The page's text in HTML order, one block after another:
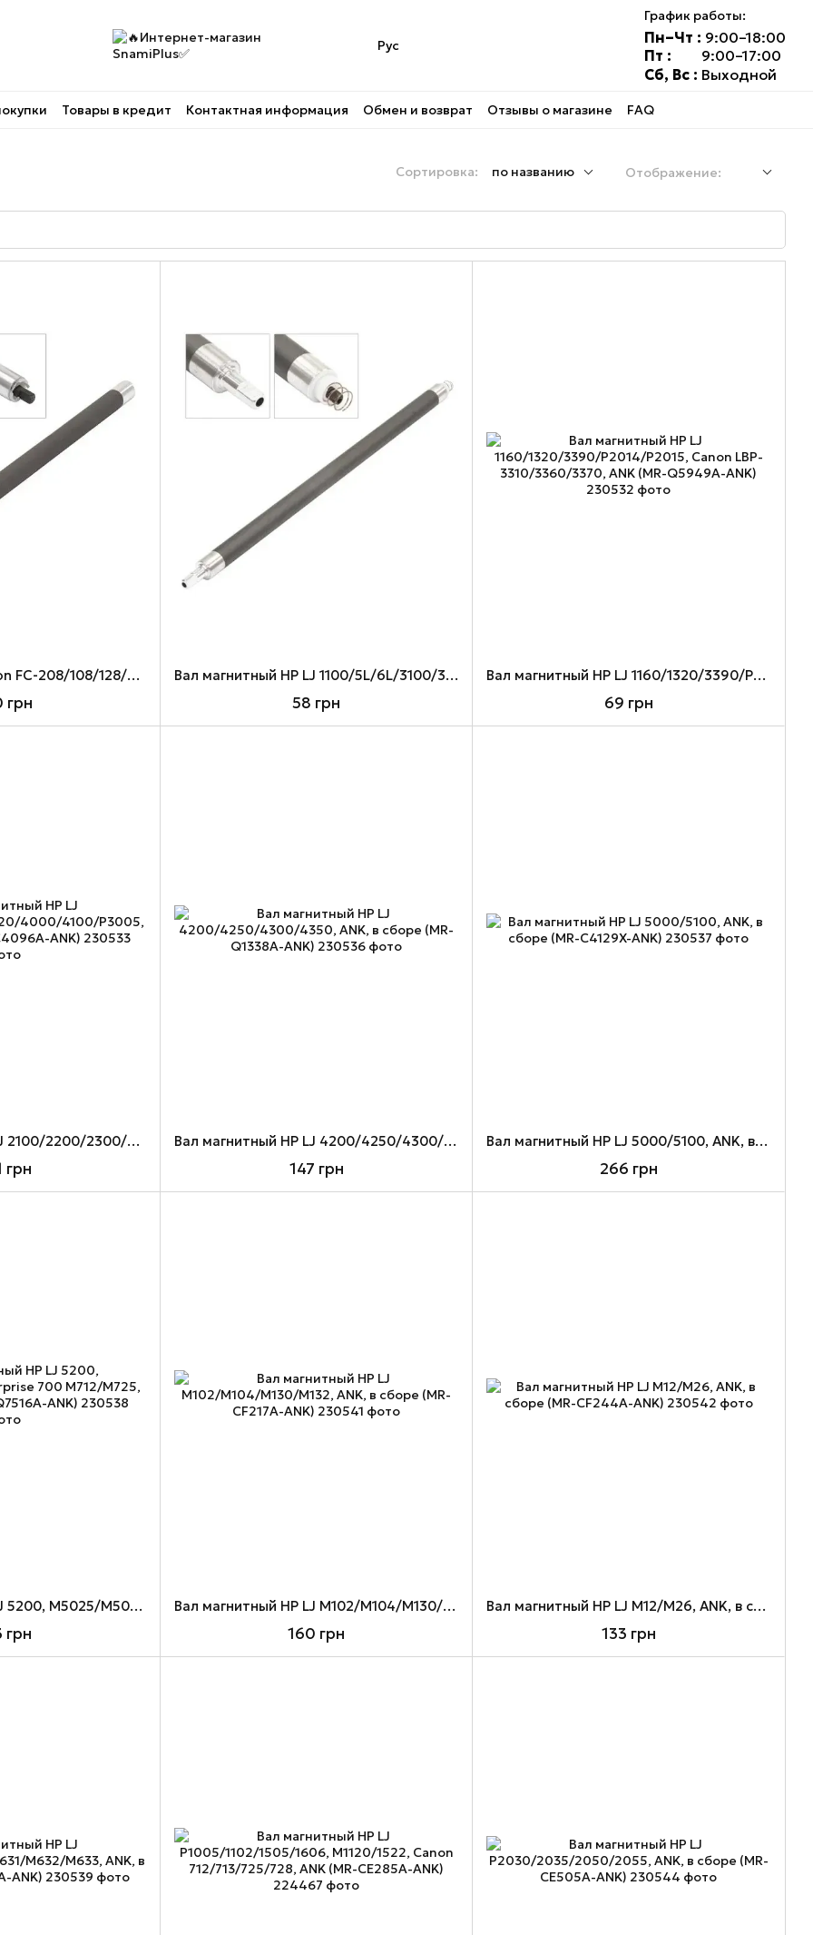
Рус
График работы:
Пн–Чт : 9:00–18:00
Пт :
9:00–17:00
Сб, Вс : Выходной
Товары в кредит Контактная информация Обмен и возврат Отзывы о магазине FAQ
Сортировка: по названию Отображение:
Вал магнитный Canon FC-208/108/128/220/230/310/330, PC-890/770 (E-16), ANK, в сборе (MR-E16-ANK)
грн
Вал магнитный HP LJ 1100/5L/6L/3100/3150/3200, Canon LBP-460/465/660/1120/800, ANK (MR-C4092A-ANK)
58 грн
Вал магнитный HP LJ 1160/1320/3390/P2014/P2015, Canon LBP-3310/3360/3370, ANK (MR-Q5949A-ANK)
69 грн
Вал магнитный HP LJ 2100/2200/2300/2420/4000/4100/P3005, ANK, в сборе (MR-C4096A-ANK)
грн
Вал магнитный HP LJ 4200/4250/4300/4350, ANK, в сборе (MR-Q1338A-ANK)
147 грн
Вал магнитный HP LJ 5000/5100, ANK, в сборе (MR-C4129X-ANK)
266 грн
Вал магнитный HP LJ 5200, M5025/M5035, Enterprise 700 M712/M725, ANK, в сборе (MR-Q7516A-ANK)
грн
Вал магнитный HP LJ M102/M104/M130/M132, ANK, в сборе (MR-CF217A-ANK)
160 грн
Вал магнитный HP LJ M12/M26, ANK, в сборе (MR-CF244A-ANK)
133 грн